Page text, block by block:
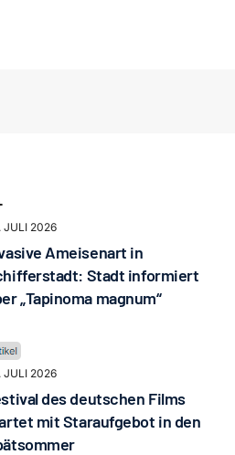
JULI 2026
Ameisenart in
Stadt informiert
„Tapinoma magnum“
JULI 2026
des deutschen Films
mit Staraufgebot in den